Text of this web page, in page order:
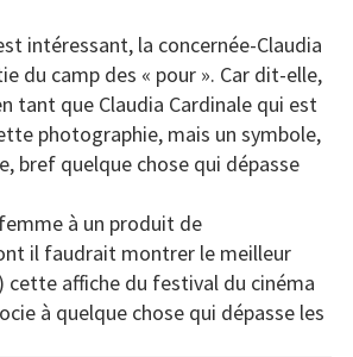
intéressant, la concernée-Claudia
du camp des « pour ». Car dit-elle,
tant que Claudia Cardinale qui est
photographie, mais un symbole,
bref quelque chose qui dépasse
à un produit de
il faudrait montrer le meilleur
cette affiche du festival du cinéma
à quelque chose qui dépasse les